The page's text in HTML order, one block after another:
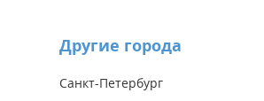
Другие города
Санкт-Петербург